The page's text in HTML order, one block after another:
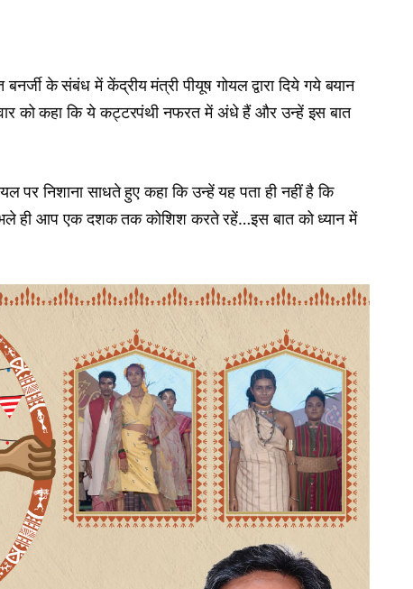
के संबंध में केंद्रीय मंत्री पीयूष गोयल द्वारा दिये गये बयान
को कहा कि ये कट्टरपंथी नफरत में अंधे हैं और उन्हें इस बात
पर निशाना साधते हुए कहा कि उन्हें यह पता ही नहीं है कि
ही आप एक दशक तक कोशिश करते रहें…इस बात को ध्यान में